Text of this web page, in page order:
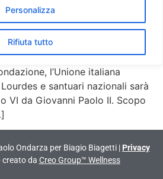
Personalizza
Rifiuta tutto
I SUOI CENT’ANNI DAL PAPA
SARANNO RICEVUTI
PAOLO II – Servizio di Paolo
Papa. Domani, in occasione
l’Unione italiana
e santuari nazionali sarà
VI da Giovanni Paolo II. Scopo
Ondarza per Biagio Biagetti | Privacy
da Creo Group™ Wellness